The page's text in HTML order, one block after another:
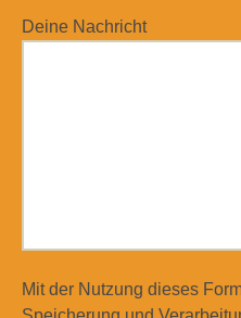
Deine Nachricht
Mit der Nutzung dieses